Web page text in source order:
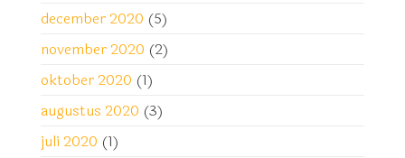
december 2020 (5)
november 2020 (2)
oktober 2020 (1)
augustus 2020 (3)
juli 2020 (1)